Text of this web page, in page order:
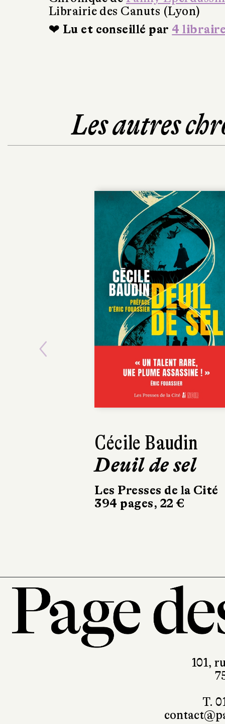
Librairie des Canuts (Lyon)
❤ Lu et conseillé par 4
Les autres
Cécile Baudin
Deuil de sel
Les Presses de la Cité
394 pages, 22 €
Nicoletta
Les Jours de
verre
Gallimard
Previous
101,
T.